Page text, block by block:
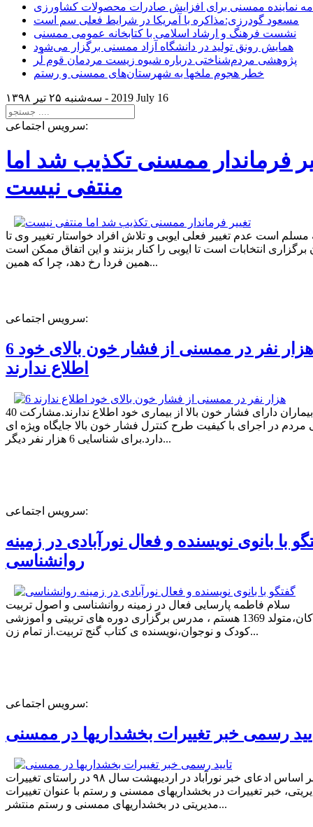
نماینده ممسنی برای افزایش صادرات محصولات کشاورزی
مسعود گودرزی:مذاکره با آمریکا در شرایط فعلی سم است
نشست فرهنگ و ارشاد اسلامی با کتابخانه عمومی ممسنی
همایش رونق تولید در دانشگاه آزاد ممسنی برگزار می‌شود
پژوهشی مردم‌شناختی درباره شیوه زیست مردمان قوم لُر
خطر هجوم ملخها به شهرستان‌های ممسنی و رستم
سه‌شنبه ۲۵ تير ۱۳۹۸ - 2019 July 16
سرویس اجتماعی:
فرماندار ممسنی تکذیب شد اما
منتفی نیست
مسلم است عدم تغییر فعلی ایوبی و تلاش افراد خواستار تغییر وی تا
برگزاری انتخابات است تا ایوبی را کنار بزنند و این اتفاق ممکن است
همین فردا رخ دهد، چرا که همین...
سرویس اجتماعی:
6 هزار نفر در ممسنی از فشار خون بالای خود
اطلاع ندارند
40 درصد بیماران دارای فشار خون بالا از بیماری خود اطلاع ندارند.مشارکت
در اجرای با کیفیت طرح کنترل فشار خون بالا جایگاه ویژه ای
دارد.برای شناسایی 6 هزار نفر دیگر...
سرویس اجتماعی:
با بانوی نویسنده و فعال نورآبادی در زمینه
روانشناسی
سلام فاطمه پارسایی فعال در زمینه روانشناسی و اصول تربیت
کودکان،متولد 1369 هستم ، مدرس برگزاری دوره های تربیتی و آموزشی
کودک و نوجوان،نویسنده ی کتاب گنج تربیت.از تمام زن...
سرویس اجتماعی:
رسمی خبر تغییرات بخشداریها در ممسنی
بر اساس ادعای خبر نورآباد در اردیبهشت سال ۹۸ در راستای تغییرات
خبر تغییرات در بخشداریهای ممسنی و رستم با عنوان تغییرات
مدیریتی در بخشداریهای ممسنی و رستم منتشر...